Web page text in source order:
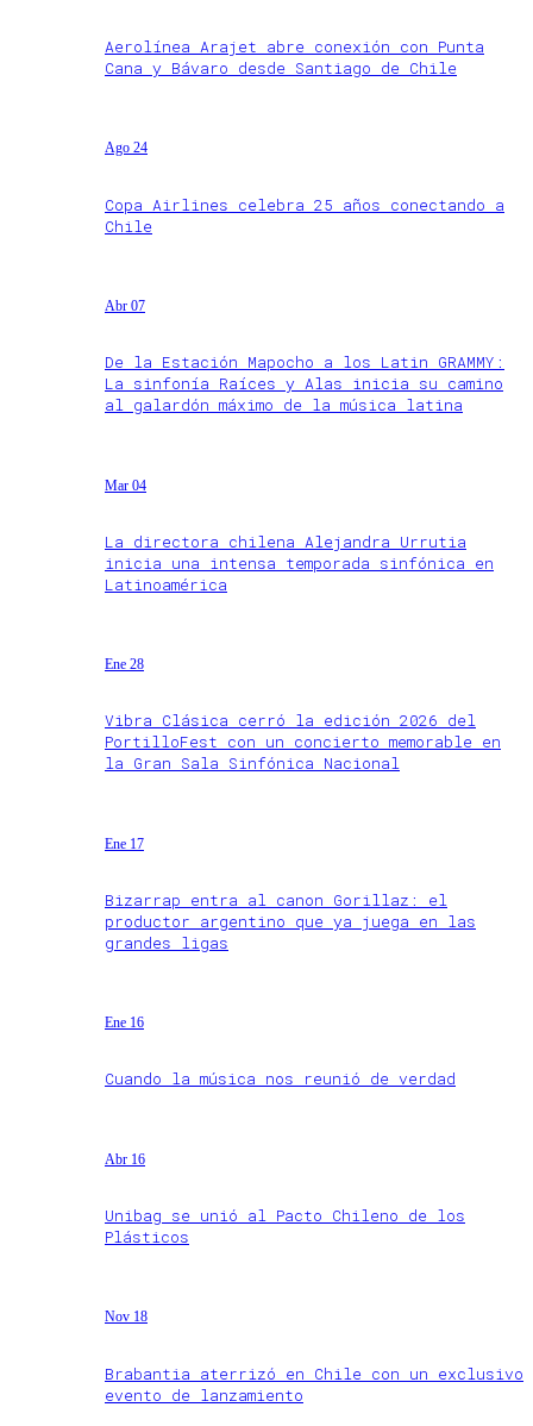
Aerolínea Arajet abre conexión con Punta
Cana y Bávaro desde Santiago de Chile
Ago 24
Copa Airlines celebra 25 años conectando a
Chile
Abr 07
De la Estación Mapocho a los Latin GRAMMY:
La sinfonía Raíces y Alas inicia su camino
al galardón máximo de la música latina
Mar 04
La directora chilena Alejandra Urrutia
inicia una intensa temporada sinfónica en
Latinoamérica
Ene 28
Vibra Clásica cerró la edición 2026 del
PortilloFest con un concierto memorable en
la Gran Sala Sinfónica Nacional
Ene 17
Bizarrap entra al canon Gorillaz: el
productor argentino que ya juega en las
grandes ligas
Ene 16
Cuando la música nos reunió de verdad
Abr 16
Unibag se unió al Pacto Chileno de los
Plásticos
Nov 18
Brabantia aterrizó en Chile con un exclusivo
evento de lanzamiento